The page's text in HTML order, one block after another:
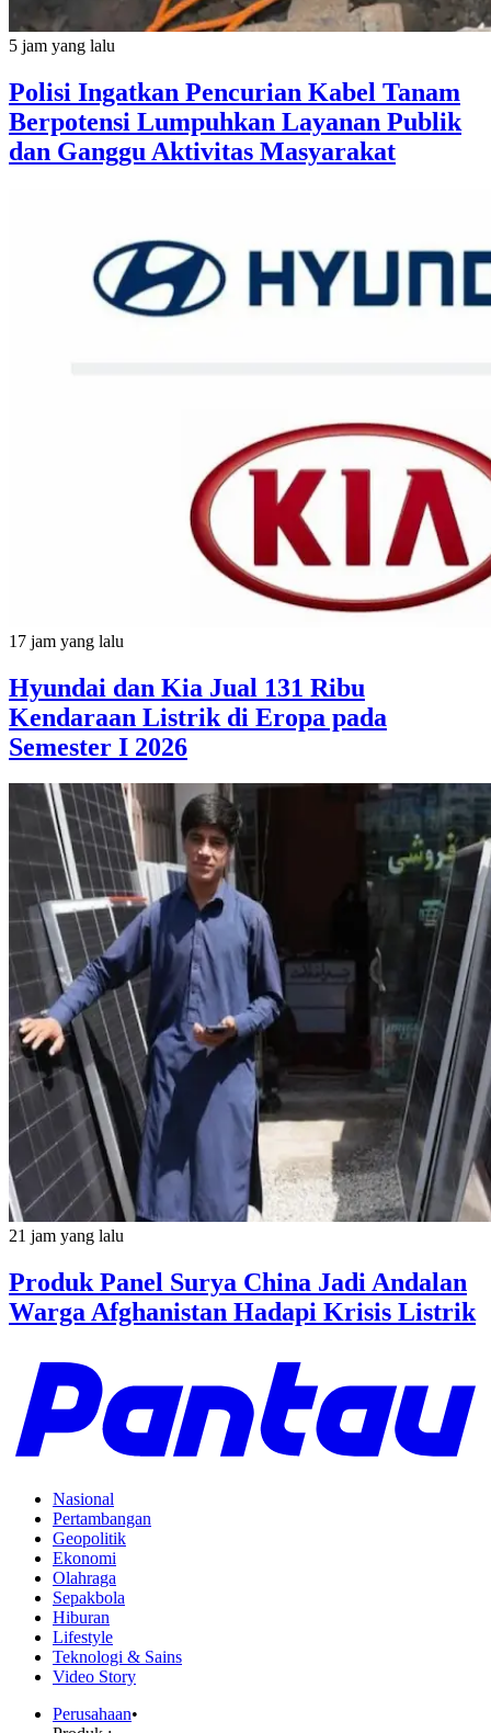
5 jam yang lalu
Polisi Ingatkan Pencurian Kabel Tanam
Berpotensi Lumpuhkan Layanan Publik
dan Ganggu Aktivitas Masyarakat
17 jam yang lalu
Hyundai dan Kia Jual 131 Ribu
Kendaraan Listrik di Eropa pada
Semester I 2026
21 jam yang lalu
Produk Panel Surya China Jadi Andalan
Warga Afghanistan Hadapi Krisis Listrik
Nasional
Pertambangan
Geopolitik
Ekonomi
Olahraga
Sepakbola
Hiburan
Lifestyle
Teknologi & Sains
Video Story
Perusahaan•